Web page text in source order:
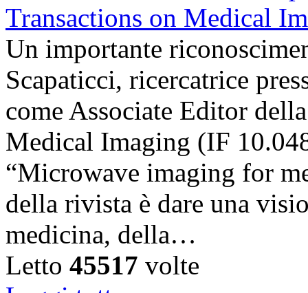
Un importante
Scapaticci, ricercatrice
come Associate Editor
Medical Imaging (IF
“Microwave imaging for
della rivista è dare una
medicina, della…
Letto 45517 volte